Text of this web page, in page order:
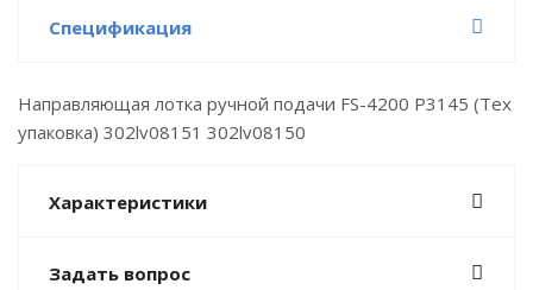
Спецификация
Направляющая лотка ручной подачи FS-4200 P3145 (Тех
упаковка) 302lv08151 302lv08150
Характеристики
Задать вопрос